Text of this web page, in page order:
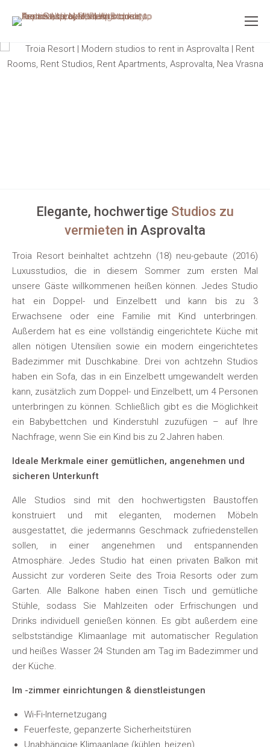
Elegante, hochwertige Studios zu
vermieten in Asprovalta
Troia Resort beinhaltet achtzehn (18) neu-gebaute (2016)
Luxusstudios, die in diesem Sommer zum ersten Mal
unsere Gäste willkommenen heißen können. Jedes Studio
hat ein Doppel- und Einzelbett und kann bis zu 3
Erwachsene oder eine Familie mit Kind unterbringen.
Außerdem hat es eine vollständig eingerichtete Küche mit
allen nötigen Utensilien sowie ein modern eingerichtetes
Badezimmer mit Duschkabine. Drei von achtzehn Studios
haben ein Sofa, das in ein Einzelbett umgewandelt werden
kann, zusätzlich zum Doppel- und Einzelbett, um 4 Personen
unterbringen zu können. Schließlich gibt es die Möglichkeit
ein Babybettchen und Kinderstuhl zuzufügen – auf Ihre
Nachfrage, wenn Sie ein Kind bis zu 2 Jahren haben.
Ideale Merkmale einer gemütlichen, angenehmen und
sicheren Unterkunft
Alle Studios sind mit den hochwertigsten Baustoffen
konstruiert und mit eleganten, modernen Möbeln
ausgestattet, die jedermanns Geschmack zufriedenstellen
sollen, in einer angenehmen und entspannenden
Atmosphäre. Jedes Studio hat einen privaten Balkon mit
Aussicht zur vorderen Seite des Troia Resorts oder zum
Garten. Alle Balkone haben einen Tisch und gemütliche
Stühle, sodass Sie Mahlzeiten oder Erfrischungen und
Drinks individuell genießen können. Es gibt außerdem eine
selbstständige Klimaanlage mit automatischer Regulation
und heißes Wasser 24 Stunden am Tag im Badezimmer und
der Küche.
Im -zimmer einrichtungen & dienstleistungen
Wi-Fi-Internetzugang
Feuerfeste, gepanzerte Sicherheitstüren
Unabhängige Klimaanlage (kühlen, heizen)